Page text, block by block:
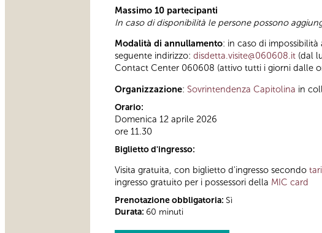
Massimo 10 partecipanti
In caso di disponibilità le persone possono
Modalità di annullamento: in caso di
seguente indirizzo: disdetta.visite@060608.it (dal
Contact Center 060608 (attivo tutti i giorni dalle
Organizzazione: Sovrintendenza Capitolina in
Orario:
Domenica 12 aprile 2026
ore 11.30
Biglietto d'ingresso:
Visita gratuita, con biglietto d'ingresso secondo
ingresso gratuito per i possessori della MIC card
Prenotazione obbligatoria: Sì
Durata: 60 minuti